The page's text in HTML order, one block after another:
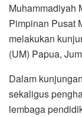
Muhammadiyah
Pimpinan Pusat
melakukan
(UM) Papua,
Dalam
sekaligus
lembaga